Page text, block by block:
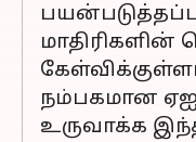
நம்பகமான
உருவாக்க